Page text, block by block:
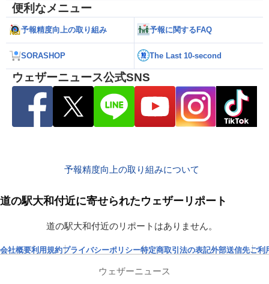
便利なメニュー
予報精度向上の取り組み 予報に関するFAQ
SORASHOP The Last 10-second
ウェザーニュース公式SNS
予報精度向上の取り組みについて
道の駅大和付近に寄せられたウェザーリポート
道の駅大和付近のリポートはありません。
会社概要利用規約プライバシーポリシー特定商取引法の表記外部送信先ご利
ウェザーニュース